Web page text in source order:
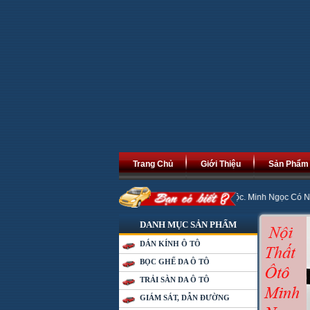
Trang Chủ Giới Thiệu Sản Phẩm
Mới An Khang Thịnh Vượng, Phát Tài Phát Lộc. Minh Ngọc Có Nhiều Chương
DANH MỤC SẢN PHẨM
DÁN KÍNH Ô TÔ
BỌC GHẾ DA Ô TÔ
TRẢI SÀN DA Ô TÔ
GIÁM SÁT, DẪN ĐƯỜNG